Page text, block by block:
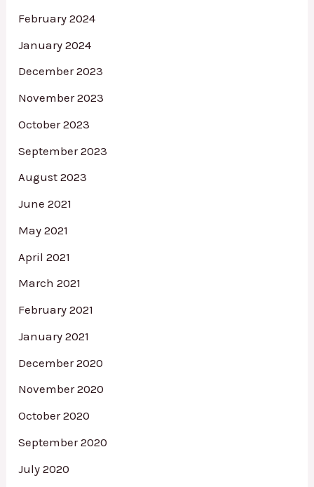
February 2024
January 2024
December 2023
November 2023
October 2023
September 2023
August 2023
June 2021
May 2021
April 2021
March 2021
February 2021
January 2021
December 2020
November 2020
October 2020
September 2020
July 2020